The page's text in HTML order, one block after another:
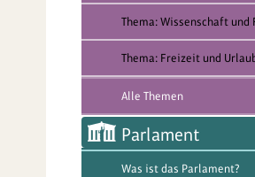
Thema: Wissenschaft und
Thema: Freizeit und
Alle Themen
Parlament
Was ist das Parlament?